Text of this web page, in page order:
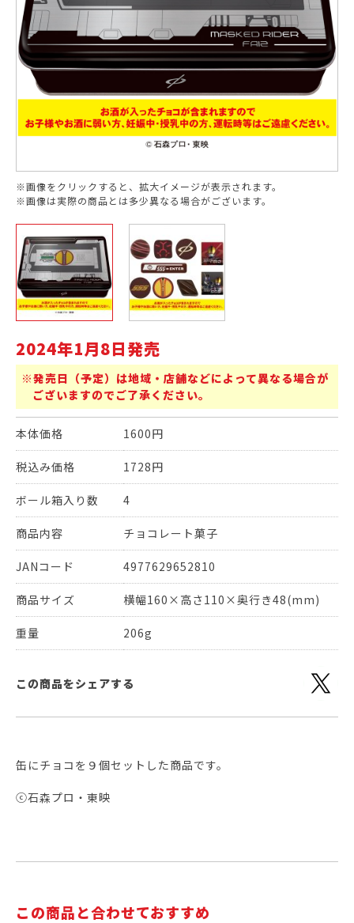
※画像をクリックすると、拡大イメージが表示されます。
※画像は実際の商品とは多少異なる場合がございます。
2024年1月8日発売
※発売日（予定）は地域・店舗などによって異なる場合が
ございますのでご了承ください。
本体価格 1600円
税込み価格 1728円
ボール箱入り数 4
商品内容 チョコレート菓子
JANコード 4977629652810
商品サイズ 横幅160×高さ110×奥行き48(mm)
重量 206g
この商品をシェアする
缶にチョコを９個セットした商品です。
ⓒ石森プロ・東映
この商品と合わせておすすめ